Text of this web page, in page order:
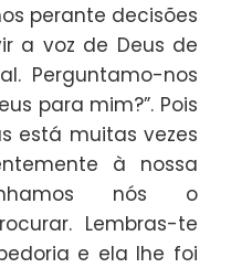
perante decisões
a voz de Deus de
Perguntamo-nos
para mim?”. Pois
está muitas vezes
à nossa
nós o
Lembras-te
e ela lhe foi